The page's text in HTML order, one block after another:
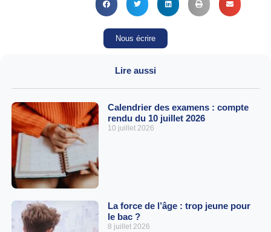
Nous écrire
Lire aussi
Calendrier des examens : compte
rendu du 10 juillet 2026
10 juillet 2026
La force de l’âge : trop jeune pour
le bac ?
8 juillet 2026